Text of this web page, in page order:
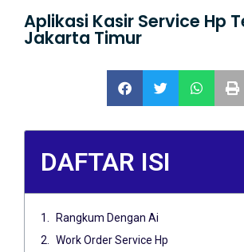
Aplikasi Kasir Service Hp
Jakarta Timur
DAFTAR ISI
Rangkum Dengan Ai
Work Order Service Hp